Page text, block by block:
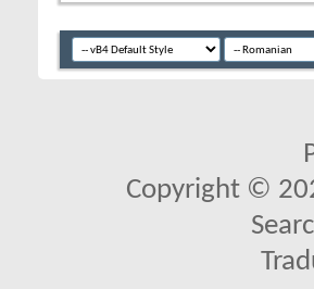
Copyright ©